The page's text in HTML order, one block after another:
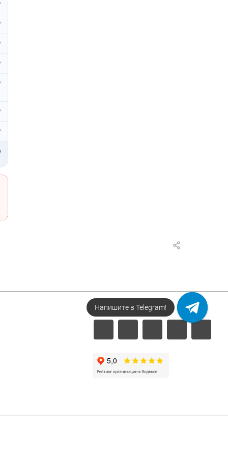
Напишите в Telegram!